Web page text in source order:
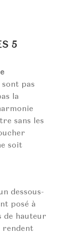
5
pas
la
sans les
soit
dessous-
posé à
de hauteur
rendent